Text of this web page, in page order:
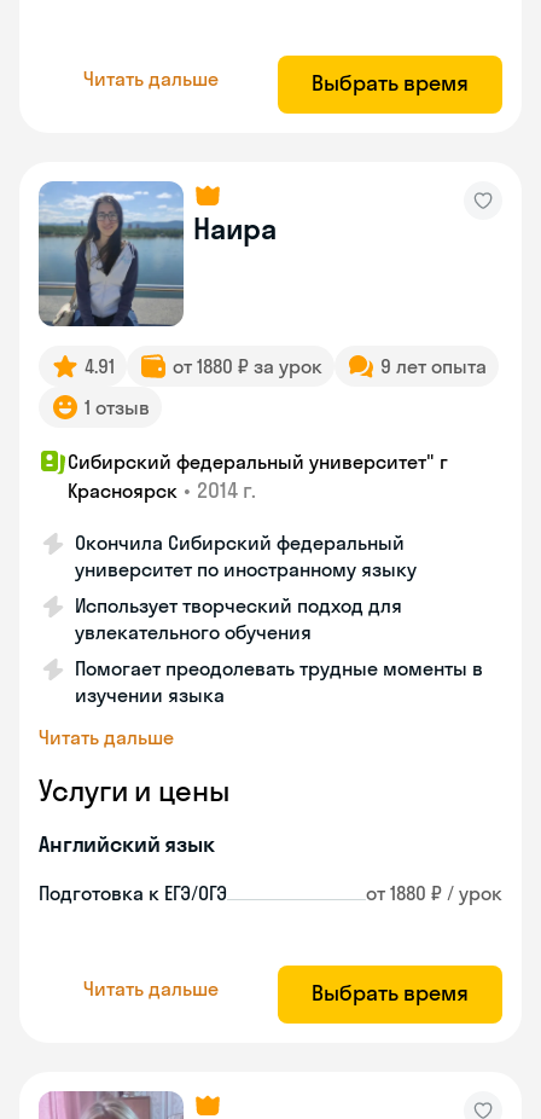
Читать дальше Выбрать время
Наира
4.91 от 1880 ₽ за урок
9 лет опыта
1 отзыв
Сибирский федеральный университет" г
Красноярск • 2014 г.
Окончила Сибирский федеральный
университет по иностранному языку
Использует творческий подход для
увлекательного обучения
Помогает преодолевать трудные моменты в
изучении языка
Читать дальше
Услуги и цены
Английский язык
Подготовка к ЕГЭ/ОГЭ от 1880 ₽ / урок
Читать дальше Выбрать время